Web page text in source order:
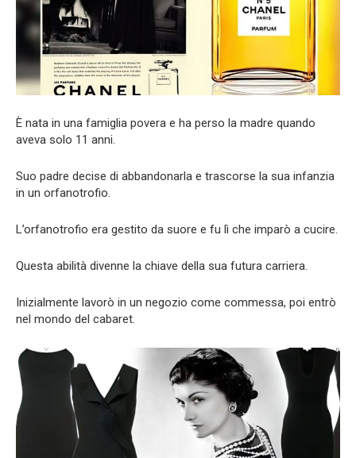
È nata in una famiglia povera e ha perso la madre quando
aveva solo 11 anni.
Suo padre decise di abbandonarla e trascorse la sua infanzia
in un orfanotrofio.
L’orfanotrofio era gestito da suore e fu lì che imparò a cucire.
Questa abilità divenne la chiave della sua futura carriera.
Inizialmente lavorò in un negozio come commessa, poi entrò
nel mondo del cabaret.